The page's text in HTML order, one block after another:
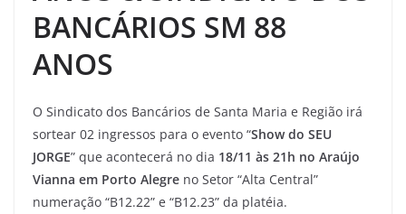
BANCÁRIOS SM 88
ANOS
O Sindicato dos Bancários de Santa Maria e Região irá
sortear 02 ingressos para o evento “Show do SEU
JORGE” que acontecerá no dia 18/11 às 21h no Araújo
Vianna em Porto Alegre no Setor “Alta Central”
numeração “B12.22” e “B12.23” da platéia.